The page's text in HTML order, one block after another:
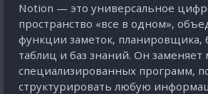
Notion — это универсальное
пространство «все в одном»,
функции заметок, планировщика,
таблиц и баз знаний. Он заменяет
специализированных программ,
структурировать любую